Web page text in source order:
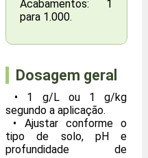
Acabamentos: 1
para 1.000.
Dosagem geral
• 1 g/L ou 1 g/kg
segundo a aplicação.
• Ajustar conforme o
tipo de solo, pH e
profundidade de